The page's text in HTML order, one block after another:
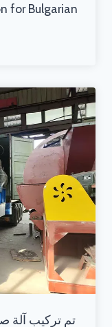
for Bulgarian